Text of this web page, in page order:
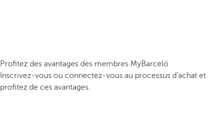
Profitez des avantages des membres MyBarceló
Inscrivez-vous ou connectez-vous au processus d’achat et
profitez de ces avantages.